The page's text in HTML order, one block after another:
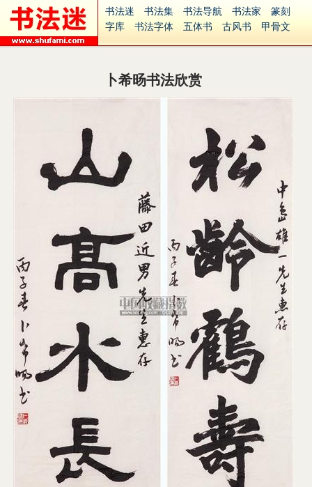
书法迷 书法集 书法导航 书法家
篆刻
字库
书法字体 五体书 古风书
甲骨文
集字
字形 大字 篆刻之家
古籍
中医 象棋 游戏
南无阿弥陀佛
意见反馈
安全网站
繁體版
卜希旸书法欣赏